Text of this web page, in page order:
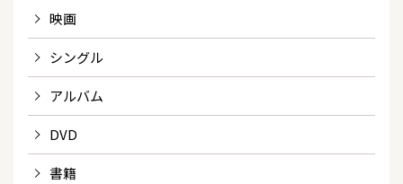
映画
シングル
アルバム
DVD
書籍